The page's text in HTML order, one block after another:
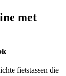
met
fietstassen die